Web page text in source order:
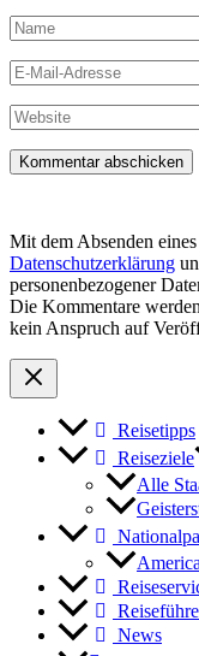
Name
E-
Mail-
Adresse
Website
Mit dem Absenden
Datenschutzerklärung
personenbezogener
Die Kommentare
kein Anspruch auf
Reisetipps
Reiseziele
Alle
News